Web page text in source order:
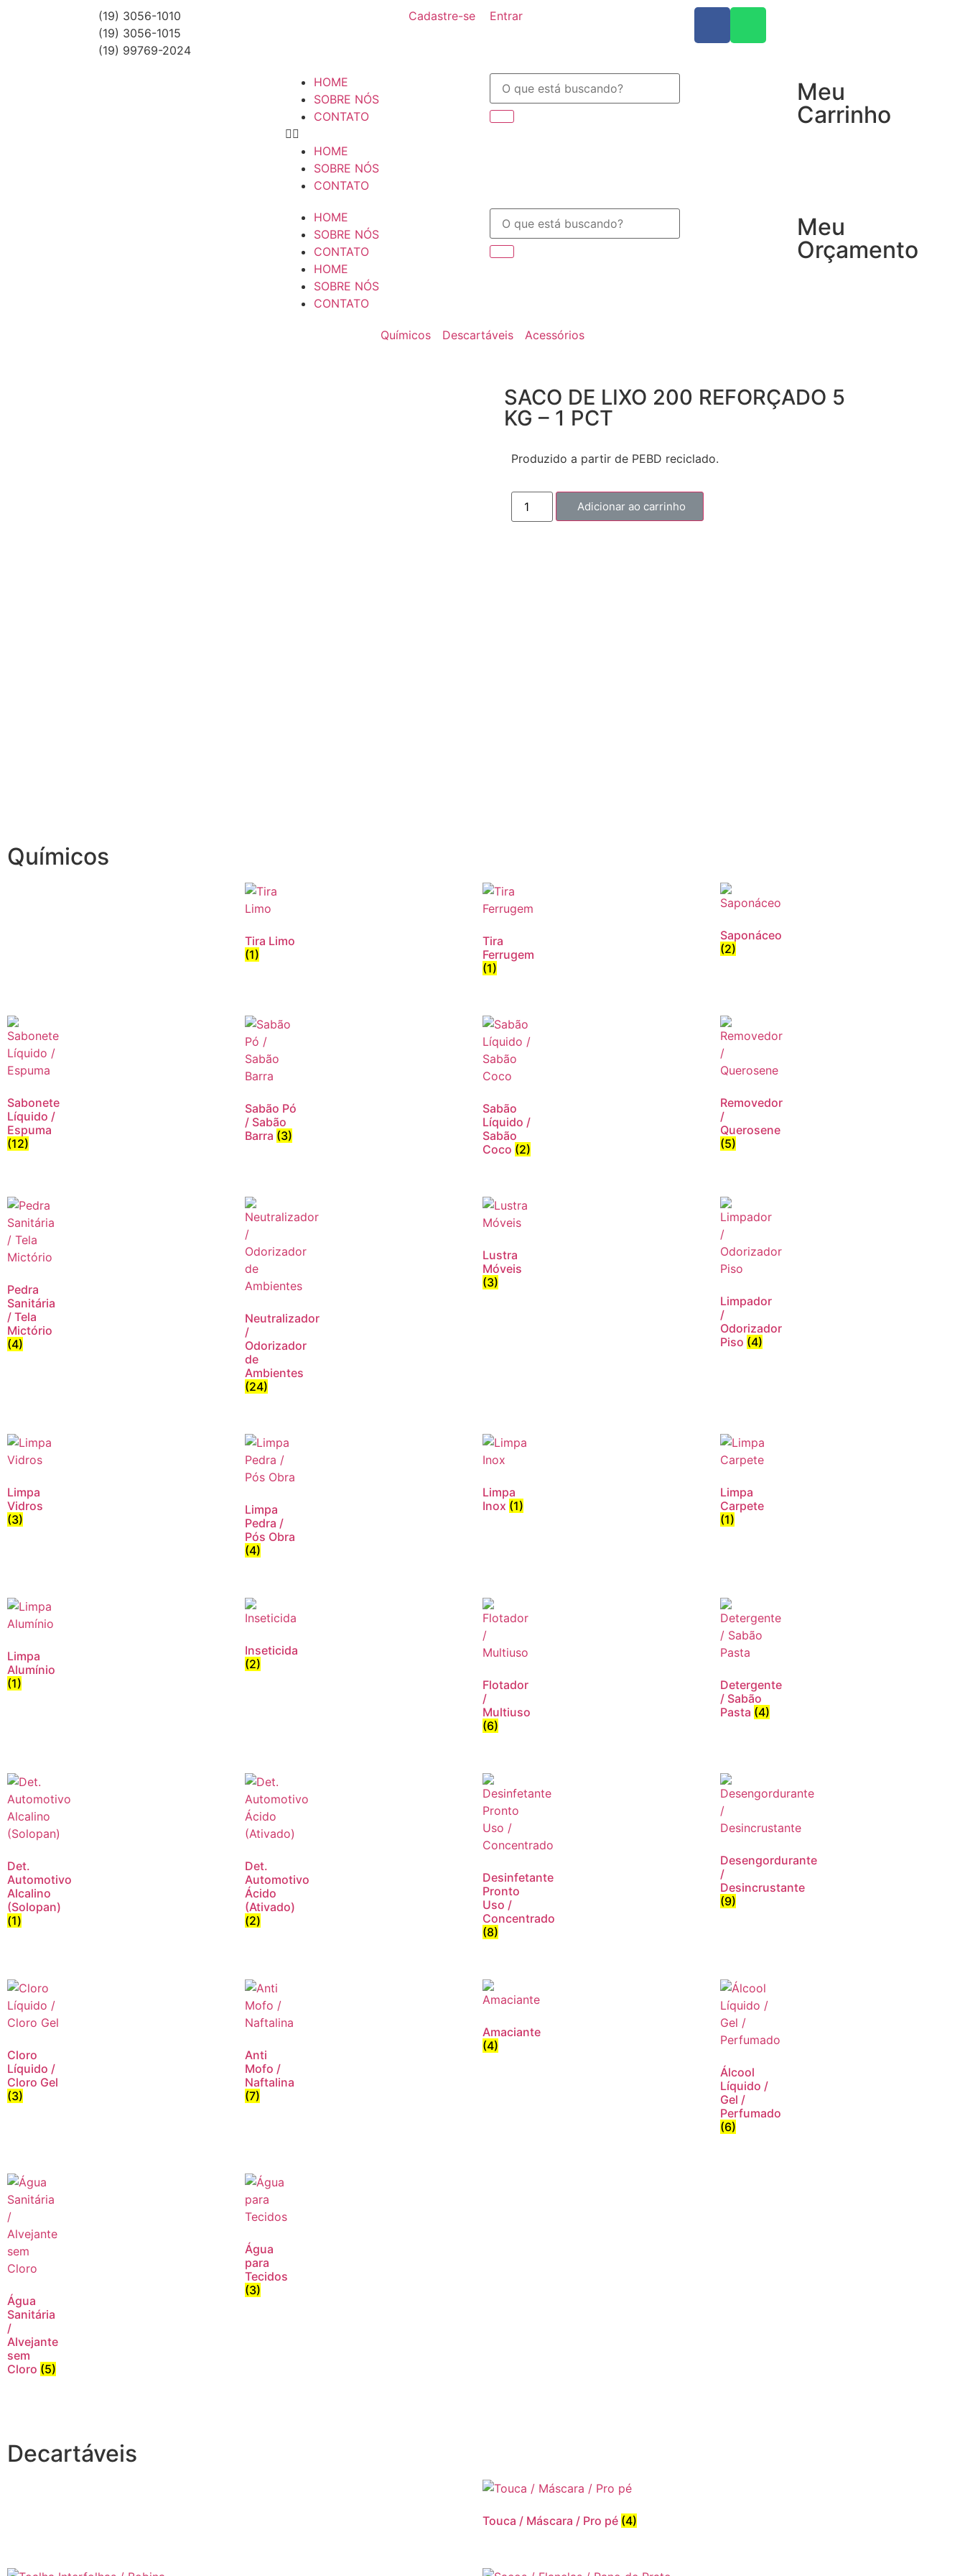
(19) 3056-1010
(19) 3056-1015
(19) 99769-2024
Cadastre-se Entrar
HOME
SOBRE NÓS
CONTATO
HOME
SOBRE NÓS
CONTATO
Meu
Carrinho
HOME
SOBRE NÓS
CONTATO
HOME
SOBRE NÓS
CONTATO
Meu
Orçamento
Químicos Descartáveis Acessórios
SACO DE LIXO 200 REFORÇADO 5
KG – 1 PCT
Produzido a partir de PEBD reciclado.
Adicionar ao carrinho
Químicos
Tira Limo
(1)
Tira
Ferrugem
(1)
Saponáceo
(2)
Sabonete
Líquido /
Espuma
(12)
Sabão Pó
/ Sabão
Barra (3)
Sabão
Líquido /
Sabão
Coco (2)
Removedor
/
Querosene
(5)
Pedra
Sanitária
/ Tela
Mictório
(4)
Neutralizador
/
Odorizador
de
Ambientes
(24)
Lustra
Móveis
(3)
Limpador
/
Odorizador
Piso (4)
Limpa
Vidros
(3)
Limpa
Pedra /
Pós Obra
(4)
Limpa
Inox (1)
Limpa
Carpete
(1)
Limpa
Alumínio
(1)
Inseticida
(2)
Flotador
/
Multiuso
(6)
Detergente
/ Sabão
Pasta (4)
Det.
Automotivo
Alcalino
(Solopan)
(1)
Det.
Automotivo
Ácido
(Ativado)
(2)
Desinfetante
Pronto
Uso /
Concentrado
(8)
Desengordurante
/
Desincrustante
(9)
Cloro
Líquido /
Cloro Gel
(3)
Anti
Mofo /
Naftalina
(7)
Amaciante
(4)
Álcool
Líquido /
Gel /
Perfumado
(6)
Água
Sanitária
/
Alvejante
sem
Cloro (5)
Água
para
Tecidos
(3)
Decartáveis
Touca / Máscara / Pro pé (4)